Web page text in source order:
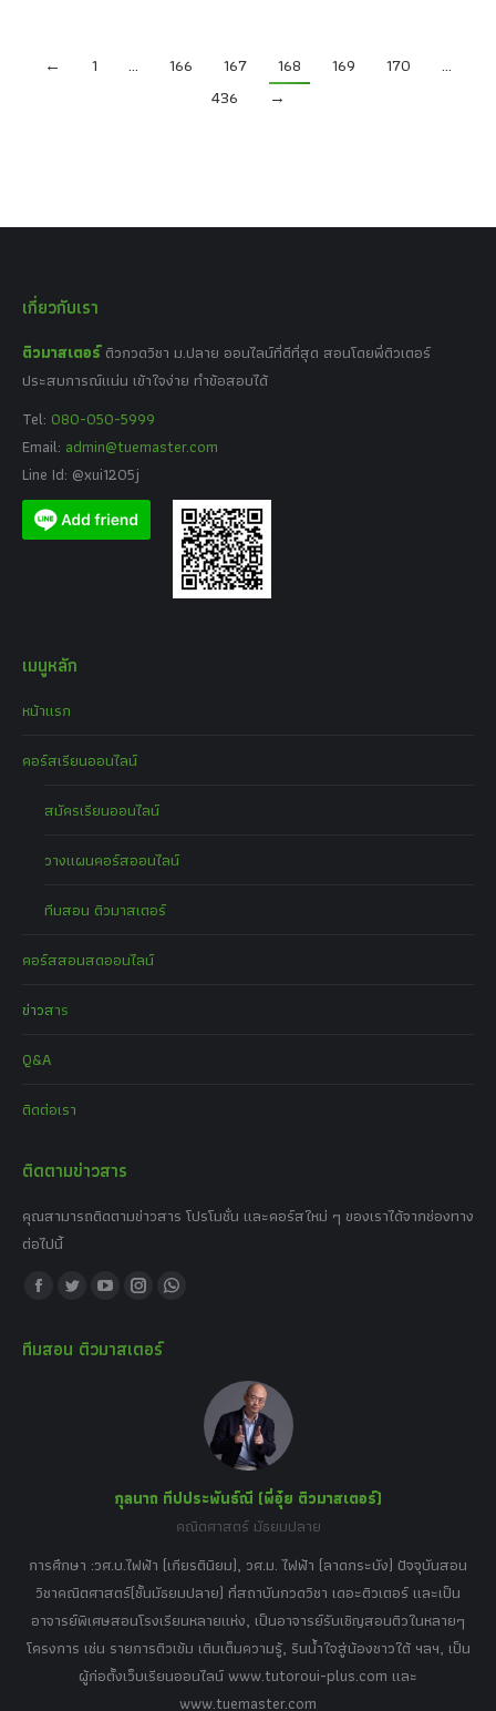
← 1 … 166 167 168 169 170
…
436
→
เกี่ยวกับเรา
ติวมาสเตอร์ ติวกวดวิชา ม.ปลาย ออนไลน์ที่ดีที่สุด สอนโดยพี่ติวเตอร์
ประสบการณ์แน่น เข้าใจง่าย ทำข้อสอบได้
Tel: 080-050-5999
Email: admin@tuemaster.com
Line Id: @xui1205j
เมนูหลัก
หน้าแรก
คอร์สเรียนออนไลน์
สมัครเรียนออนไลน์
วางแผนคอร์สออนไลน์
ทีมสอน ติวมาสเตอร์
คอร์สสอนสดออนไลน์
ข่าวสาร
Q&A
ติดต่อเรา
ติดตามข่าวสาร
คุณสามารถติดตามข่าวสาร โปรโมชั่น และคอร์สใหม่ ๆ ของเราได้จากช่องทาง
ต่อไปนี้
Find us on:
Facebook
opens
Twitter
opens
YouTube
opens
Instagram
opens
Whatsapp
window
ทีมสอน ติวมาสเตอร์
กุลนาถ ทีปประพันธ์ณี (พี่อุ๋ย ติวมาสเตอร์)
คณิตศาสตร์ มัธยมปลาย
การศึกษา :วศ.บ.ไฟฟ้า (เกียรตินิยม), วศ.ม. ไฟฟ้า (ลาดกระบัง) ปัจจุบันสอน
วิชาคณิตศาสตร์(ชั้นมัธยมปลาย) ที่สถาบันกวดวิชา เดอะติวเตอร์ และเป็น
อาจารย์พิเศษสอนโรงเรียนหลายแห่ง, เป็นอาจารย์รับเชิญสอนติวในหลายๆ
โครงการ เช่น รายการติวเข้ม เติมเต็มความรู้, รินน้ำใจสู่น้องชาวใต้ ฯลฯ, เป็น
ผู้ก่อตั้งเว็บเรียนออนไลน์ www.tutoroui-plus.com และ
www.tuemaster.com